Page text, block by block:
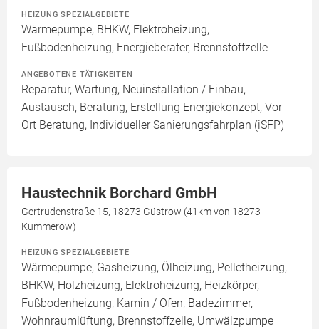
HEIZUNG SPEZIALGEBIETE
Wärmepumpe, BHKW, Elektroheizung,
Fußbodenheizung, Energieberater, Brennstoffzelle
ANGEBOTENE TÄTIGKEITEN
Reparatur, Wartung, Neuinstallation / Einbau,
Austausch, Beratung, Erstellung Energiekonzept, Vor-
Ort Beratung, Individueller Sanierungsfahrplan (iSFP)
Haustechnik Borchard GmbH
Gertrudenstraße 15, 18273 Güstrow (41km von 18273
Kummerow)
HEIZUNG SPEZIALGEBIETE
Wärmepumpe, Gasheizung, Ölheizung, Pelletheizung,
BHKW, Holzheizung, Elektroheizung, Heizkörper,
Fußbodenheizung, Kamin / Ofen, Badezimmer,
Wohnraumlüftung, Brennstoffzelle, Umwälzpumpe